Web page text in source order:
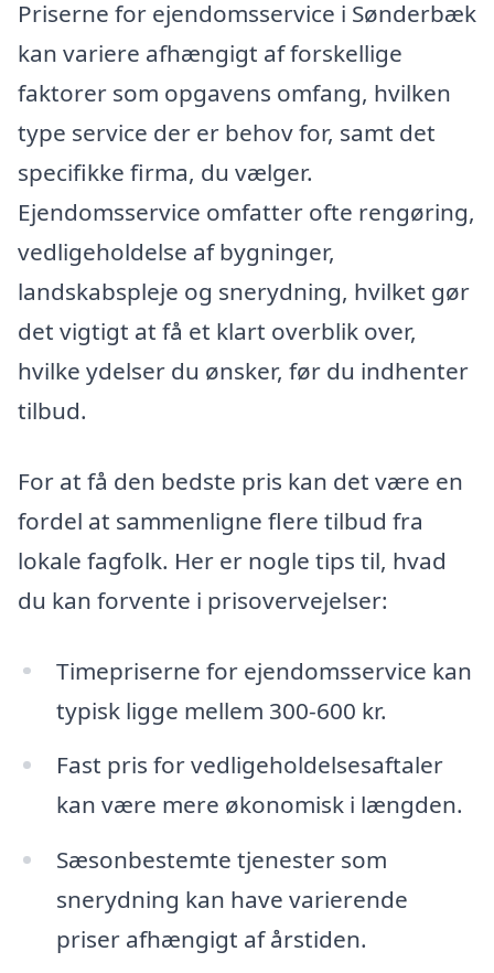
Priserne for ejendomsservice i Sønderbæk
kan variere afhængigt af forskellige
faktorer som opgavens omfang, hvilken
type service der er behov for, samt det
specifikke firma, du vælger.
Ejendomsservice omfatter ofte rengøring,
vedligeholdelse af bygninger,
landskabspleje og snerydning, hvilket gør
det vigtigt at få et klart overblik over,
hvilke ydelser du ønsker, før du indhenter
tilbud.
For at få den bedste pris kan det være en
fordel at sammenligne flere tilbud fra
lokale fagfolk. Her er nogle tips til, hvad
du kan forvente i prisovervejelser:
Timepriserne for ejendomsservice kan
typisk ligge mellem 300-600 kr.
Fast pris for vedligeholdelsesaftaler
kan være mere økonomisk i længden.
Sæsonbestemte tjenester som
snerydning kan have varierende
priser afhængigt af årstiden.